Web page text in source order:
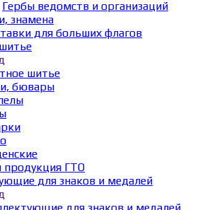
Гербы ведомств и организаций
знамена
для больших флагов
шитье
бювары
продукция ГТО
для знаков и медалей